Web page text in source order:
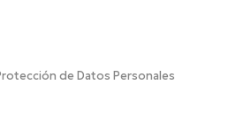
de Datos Personales